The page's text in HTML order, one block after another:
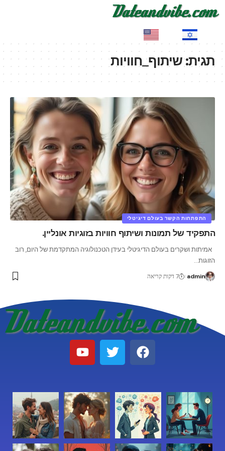
תגית:שיתוף_חוויות
התפתחות הקשר בעולם דיגיטלי
התפקיד של תמונות ושיתוף חוויות בזוגיות אונליין.
אמיתות ושקרים בעולם הדיגיטלי בעידן הטכנולוגיה המתקדמת של היום, רוב
הזוגות…
admin 7 דקות קריאה